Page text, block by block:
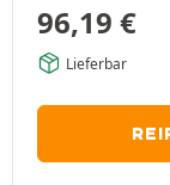
96,19 €
Lieferbar